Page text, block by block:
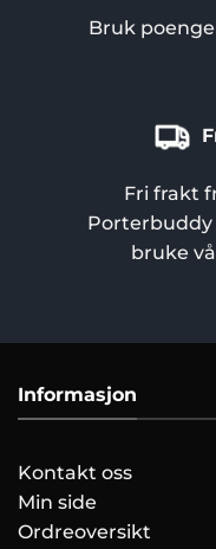
Bruk
Fri frakt
Porterbuddy
bruke
Informasjon
Kontakt oss
Min side
Ordreoversikt